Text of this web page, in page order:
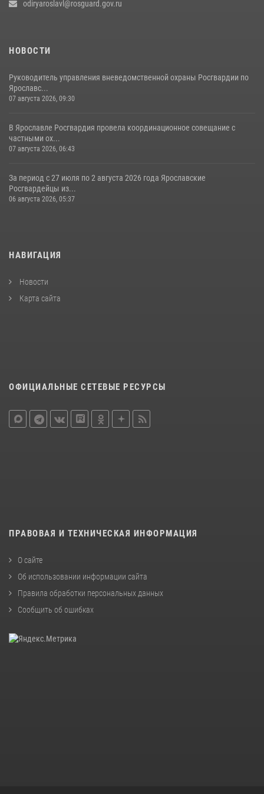
odiryaroslavl@rosguard.gov.ru
НОВОСТИ
Руководитель управления вневедомственной охраны Росгвардии по
Ярославс...
07 августа 2026, 09:30
В Ярославле Росгвардия провела координационное совещание с
частными ох...
07 августа 2026, 06:43
За период с 27 июля по 2 августа 2026 года Ярославские
Росгвардейцы из...
06 августа 2026, 05:37
НАВИГАЦИЯ
Новости
Карта сайта
ОФИЦИАЛЬНЫЕ СЕТЕВЫЕ РЕСУРСЫ
ПРАВОВАЯ И ТЕХНИЧЕСКАЯ ИНФОРМАЦИЯ
О сайте
Об использовании информации сайта
Правила обработки персональных данных
Сообщить об ошибках